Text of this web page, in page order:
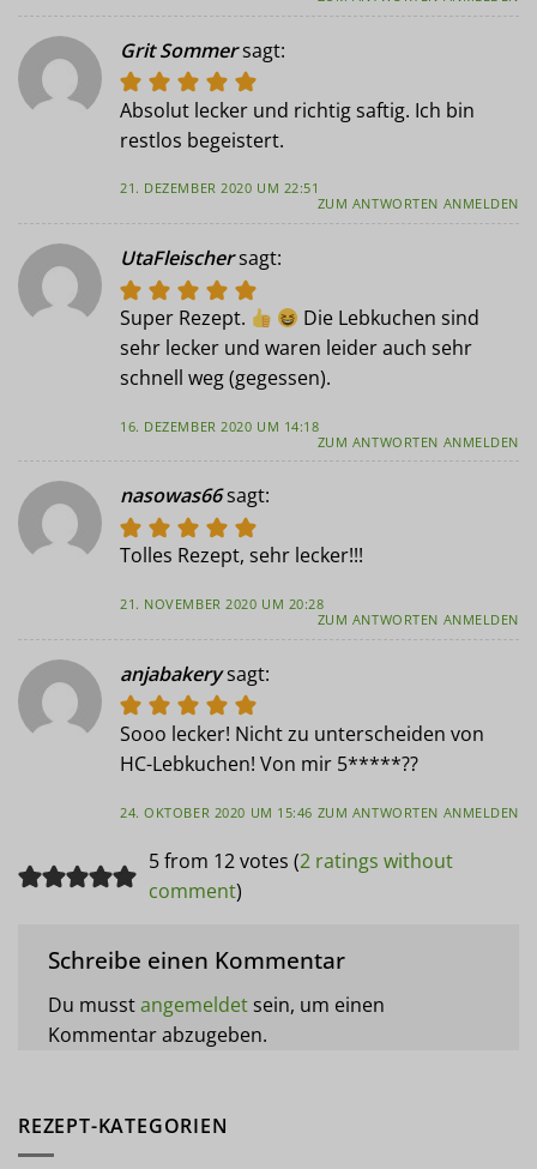
Grit Sommersagt:
Absolut lecker und richtig saftig. Ich bin
restlos begeistert.
21. DEZEMBER 2020 UM 22:51
ZUM ANTWORTEN ANMELDEN
UtaFleischersagt:
Super Rezept.
Die Lebkuchen sind
sehr lecker und waren leider auch sehr
schnell weg (gegessen).
16. DEZEMBER 2020 UM 14:18
ZUM ANTWORTEN ANMELDEN
nasowas66sagt:
Tolles Rezept, sehr lecker!!!
21. NOVEMBER 2020 UM 20:28
ZUM ANTWORTEN ANMELDEN
anjabakerysagt:
Sooo lecker! Nicht zu unterscheiden von
HC-Lebkuchen! Von mir 5*****??
24. OKTOBER 2020 UM 15:46 ZUM ANTWORTEN ANMELDEN
5 from 12 votes (2 ratings without
comment)
Schreibe einen Kommentar
Du musstangemeldetsein, um einen
Kommentar abzugeben.
REZEPT-KATEGORIEN